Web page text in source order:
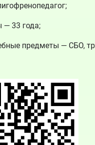
— 33 года;
предметы — СБО,